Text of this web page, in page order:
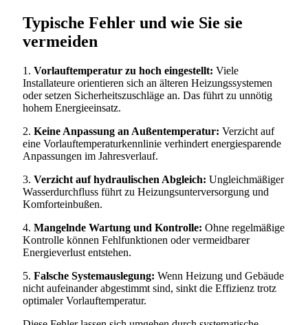
Typische Fehler und wie Sie sie
vermeiden
1. Vorlauftemperatur zu hoch eingestellt: Viele
Installateure orientieren sich an älteren Heizungssystemen
oder setzen Sicherheitszuschläge an. Das führt zu unnötig
hohem Energieeinsatz.
2. Keine Anpassung an Außentemperatur: Verzicht auf
eine Vorlauftemperaturkennlinie verhindert energiesparende
Anpassungen im Jahresverlauf.
3. Verzicht auf hydraulischen Abgleich: Ungleichmäßiger
Wasserdurchfluss führt zu Heizungsunterversorgung und
Komforteinbußen.
4. Mangelnde Wartung und Kontrolle: Ohne regelmäßige
Kontrolle können Fehlfunktionen oder vermeidbarer
Energieverlust entstehen.
5. Falsche Systemauslegung: Wenn Heizung und Gebäude
nicht aufeinander abgestimmt sind, sinkt die Effizienz trotz
optimaler Vorlauftemperatur.